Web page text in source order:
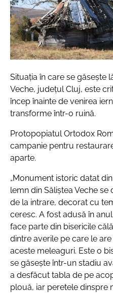
Situația în care se găsește
Veche, județul Cluj, este
încep înainte de venirea
transforme într-o ruină.
Protopopiatul Ortodox
campanie pentru
aparte.
„Monument istoric datat
lemn din Săliștea Veche
de la intrare, decorat cu
ceresc. A fost adusă în
face parte din bisericile
dintre averile pe care le
aceste meleaguri. Este o
se găsește într-un stadiu
a desfăcut tabla de pe
plouă, iar peretele dinspre